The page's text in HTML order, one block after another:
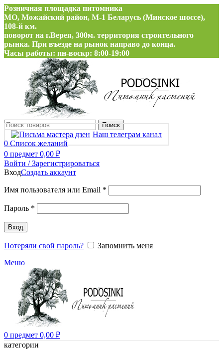
Розничная площадка питомника
МО, Можайский район, М-1 Беларусь (Минское шоссе),
108-й км.
поворот на г.Верея, 300м. территория строительного
рынка. При въезде на рынок направо до конца.
Часы работы: пн-воскр: 8:00-19:00
Поиск
Наш телеграм канал
0 Список желаний
0 предмет 0,00 ₽
Войти / Зарегистрироваться
ВходСоздать аккаунт
Имя пользователя или Email *
Пароль *
Вход
Потеряли свой пароль?
Запомнить меня
Меню
0 предмет 0,00 ₽
категории